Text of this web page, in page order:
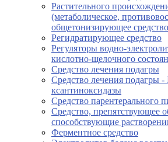
Растительного
(метаболическое,
общетонизирующее
Регидратирующее средство
Регуляторы водно-
кислотно-щелочного
Средство лечения подагры
Средство лечения подагры
ксантиноксидазы
Средство парентерального
Средство, препятствующее
способствующие
Ферментное средство